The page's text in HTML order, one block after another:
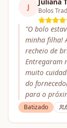
J Bolos
"O bolo
minha filha!
recheio de
Entregaram
muito
do
para o
Batizado